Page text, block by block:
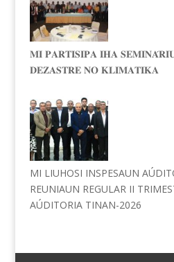
𝐌𝐈 𝐏𝐀𝐑𝐓𝐈𝐒𝐈𝐏𝐀 𝐈𝐇𝐀
𝐃𝐄𝐙𝐀𝐒𝐓𝐑𝐄 𝐍𝐎 𝐊𝐋𝐈𝐌𝐀𝐓𝐈𝐊𝐀
MI LIUHOSI INSPESAUN
REUNIAUN REGULAR II
AÚDITORIA TINAN-2026